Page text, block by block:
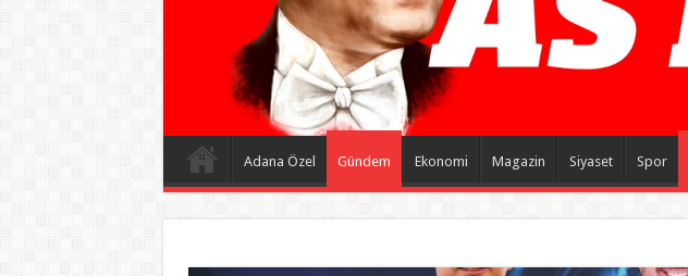
Adana Özel Gündem Ekonomi Magazin Siyaset Spor